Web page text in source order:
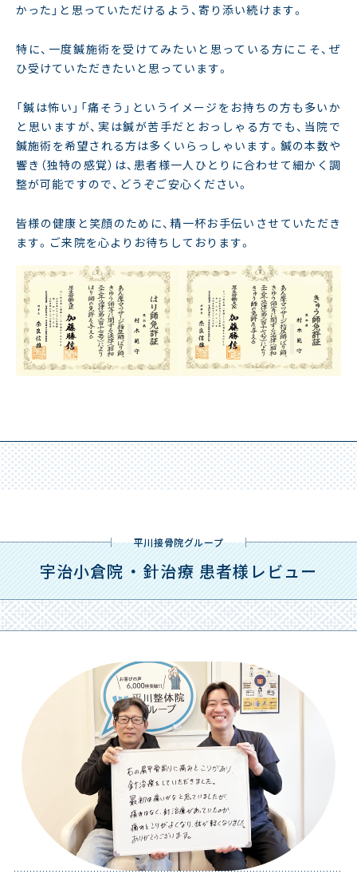
かった」と思っていただけるよう、寄り添い続けます。
特に、一度鍼施術を受けてみたいと思っている方にこそ、ぜ
ひ受けていただきたいと思っています。
「鍼は怖い」「痛そう」というイメージをお持ちの方も多いか
と思いますが、実は鍼が苦手だとおっしゃる方でも、当院で
鍼施術を希望される方は多くいらっしゃいます。鍼の本数や
響き（独特の感覚）は、患者様一人ひとりに合わせて細かく調
整が可能ですので、どうぞご安心ください。
皆様の健康と笑顔のために、精一杯お手伝いさせていただき
ます。ご来院を心よりお待ちしております。
平川接骨院グループ
宇治小倉院 ・ 針治療 患者様レビュー